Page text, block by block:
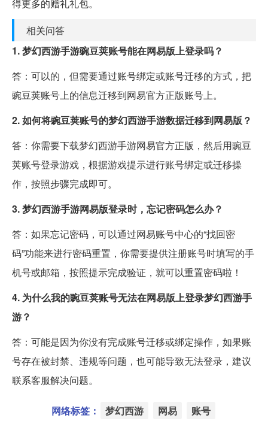
得更多的赠礼礼包。
相关问答
1. 梦幻西游手游豌豆荚账号能在网易版上登录吗？
答：可以的，但需要通过账号绑定或账号迁移的方式，把
豌豆荚账号上的信息迁移到网易官方正版账号上。
2. 如何将豌豆荚账号的梦幻西游手游数据迁移到网易版？
答：你需要下载梦幻西游手游网易官方正版，然后用豌豆
荚账号登录游戏，根据游戏提示进行账号绑定或迁移操
作，按照步骤完成即可。
3. 梦幻西游手游网易版登录时，忘记密码怎么办？
答：如果忘记密码，可以通过网易账号中心的“找回密
码”功能来进行密码重置，你需要提供注册账号时填写的手
机号或邮箱，按照提示完成验证，就可以重置密码啦！
4. 为什么我的豌豆荚账号无法在网易版上登录梦幻西游手
游？
答：可能是因为你没有完成账号迁移或绑定操作，如果账
号存在被封禁、违规等问题，也可能导致无法登录，建议
联系客服解决问题。
网络标签： 梦幻西游 网易 账号